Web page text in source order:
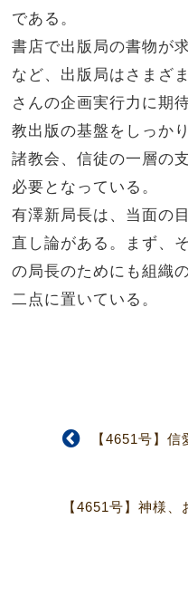
である。
書店で出版局の書物が
など、出版局はさまざ
さんの企画実行力に期
教出版の基盤をしっか
諸教会、信徒の一層の
必要となっている。
有澤新局長は、当面の
直し論がある。まず、
の局長のためにも組織
二点に置いている。